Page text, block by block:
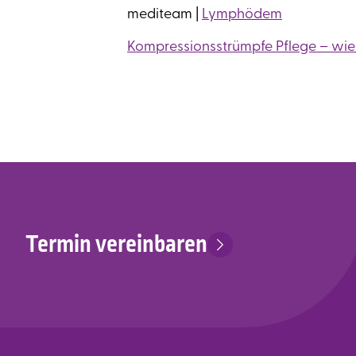
mediteam | Lymphödem
Kompressionsstrümpfe Pflege –
Termin vereinbaren